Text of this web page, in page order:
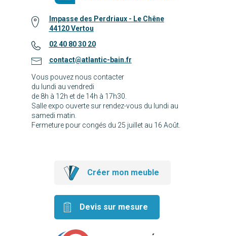
Impasse des Perdriaux - Le Chêne
44120 Vertou
02 40 80 30 20
contact@atlantic-bain.fr
Vous pouvez nous contacter
du lundi au vendredi
de 8h à 12h et de 14h à 17h30.
Salle expo ouverte sur rendez-vous du lundi au
samedi matin.
Fermeture pour congés du 25 juillet au 16 Août.
Créer mon meuble
Devis sur mesure